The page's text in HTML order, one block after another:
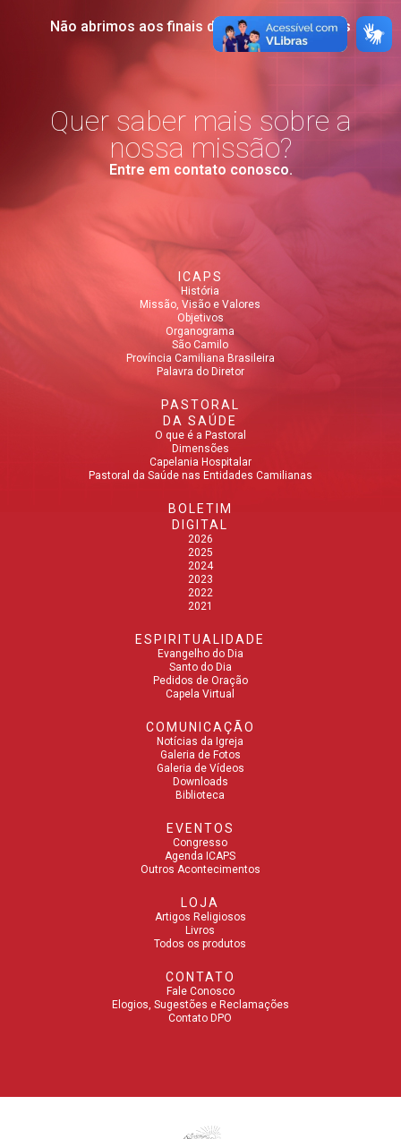
Não abrimos aos finais de semana e feriados
Quer saber mais sobre a
nossa missão?
Entre em contato conosco.
ICAPS
História
Missão, Visão e Valores
Objetivos
Organograma
São Camilo
Província Camiliana Brasileira
Palavra do Diretor
PASTORAL
DA SAÚDE
O que é a Pastoral
Dimensões
Capelania Hospitalar
Pastoral da Saúde nas Entidades Camilianas
BOLETIM
DIGITAL
2026
2025
2024
2023
2022
2021
ESPIRITUALIDADE
Evangelho do Dia
Santo do Dia
Pedidos de Oração
Capela Virtual
COMUNICAÇÃO
Notícias da Igreja
Galeria de Fotos
Galeria de Vídeos
Downloads
Biblioteca
EVENTOS
Congresso
Agenda ICAPS
Outros Acontecimentos
LOJA
Artigos Religiosos
Livros
Todos os produtos
CONTATO
Fale Conosco
Elogios, Sugestões e Reclamações
Contato DPO